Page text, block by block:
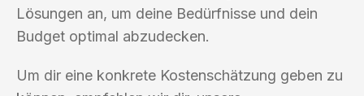
Lösungen an, um deine Bedürfnisse und dein
Budget optimal abzudecken.
Um dir eine konkrete Kostenschätzung geben zu